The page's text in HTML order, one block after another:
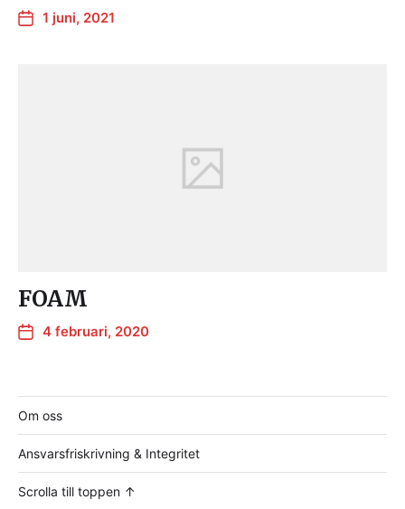
1 juni, 2021
FOAM
4 februari, 2020
Om oss
Ansvarsfriskrivning & Integritet
Scrolla till toppen ↑